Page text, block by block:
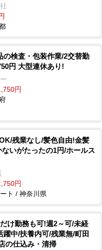
の検査・包装作業/2交替勤
円 大型連休あり!
円
残業なし/髪色自由!金髪
いがたったの1円/ホールス
円
ト / 神奈川県
け勤務も可!週2～可/未経
躍中/扶養内可/残業無/町田
の仕込み・清掃